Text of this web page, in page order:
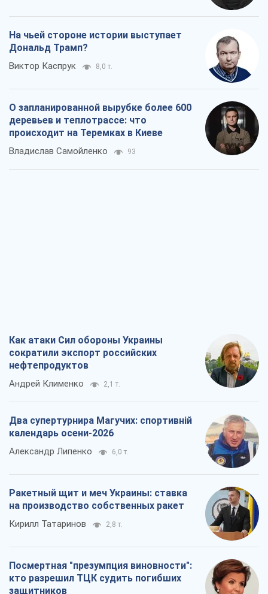
На чьей стороне истории выступает
Дональд Трамп?
Виктор Каспрук 8,0 т.
О запланированной вырубке более 600
деревьев и теплотрассе: что
происходит на Теремках в Киеве
Владислав Самойленко 93
Как атаки Сил обороны Украины
сократили экспорт российских
нефтепродуктов
Андрей Клименко 2,1 т.
Два супертурнира Магучих: спортивній
календарь осени-2026
Александр Липенко 6,0 т.
Ракетный щит и меч Украины: ставка
на производство собственных ракет
Кирилл Татаринов 2,8 т.
Посмертная "презумпция виновности":
кто разрешил ТЦК судить погибших
защитников